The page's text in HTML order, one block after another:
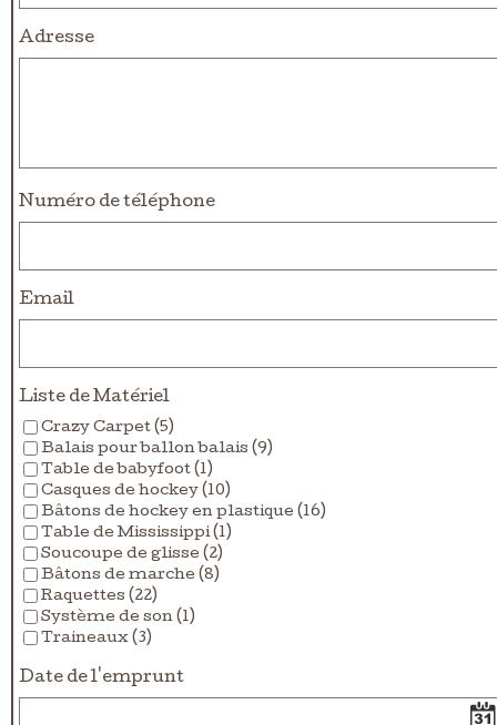
Adresse
Numéro de téléphone
Email
Liste de Matériel
Crazy Carpet (5)
Balais pour ballon balais (9)
Table de babyfoot (1)
Casques de hockey (10)
Bâtons de hockey en plastique (16)
Table de Mississippi (1)
Soucoupe de glisse (2)
Bâtons de marche (8)
Raquettes (22)
Système de son (1)
Traineaux (3)
Date de l'emprunt